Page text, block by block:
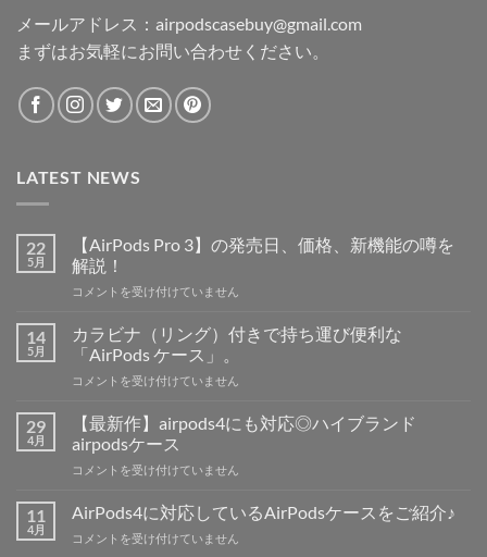
メールアドレス： airpodscasebuy@gmail.com
まずはお気軽にお問い合わせください。
LATEST NEWS
22
5月
【AirPods Pro 3】の発売日、価格、新機能の噂を
解説！
【AirPods
3】
の
売
格、
機
の
を
コメントを受け付けていません
14
5月
カラビナ（リング）付きで持ち運び便利な
「AirPods ケース」。
カ
（リ
ン
付
で
コメントを受け付けていません
29
4月
【最新作】airpods4にも対応◎ハイブランド
airpodsケース
【最
作】
airpods4
に
コメントを受け付けていません
11
4月
AirPods4に対応しているAirPodsケースをご紹介♪
AirPods4
コメントを受け付けていません